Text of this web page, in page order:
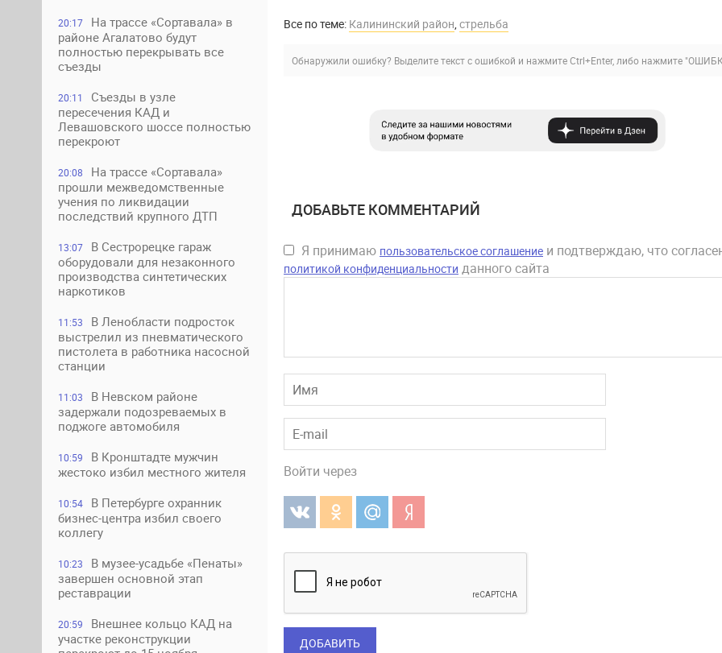
20:17
На трассе «Сортавала» в
районе Агалатово будут
полностью перекрывать все
съезды
20:11
Съезды в узле
пересечения КАД и
Левашовского шоссе полностью
перекроют
20:08
На трассе «Сортавала»
прошли межведомственные
учения по ликвидации
последствий крупного ДТП
13:07
В Сестрорецке гараж
оборудовали для незаконного
производства синтетических
наркотиков
11:53
В Ленобласти подросток
выстрелил из пневматического
пистолета в работника насосной
станции
11:03
В Невском районе
задержали подозреваемых в
поджоге автомобиля
10:59
В Кронштадте мужчин
жестоко избил местного жителя
10:54
В Петербурге охранник
бизнес-центра избил своего
коллегу
10:23
В музее-усадьбе «Пенаты»
завершен основной этап
реставрации
20:59
Внешнее кольцо КАД на
участке реконструкции
Все по теме: Калининский район, стрельба
Обнаружили ошибку? Выделите текст с ошибкой и нажмите Ctrl+Enter, либо нажмите
ДОБАВЬТЕ КОММЕНТАРИЙ
Я принимаю пользовательское соглашение и подтверждаю, что
политикой конфиденциальности данного сайта
Войти через
ДОБАВИТЬ